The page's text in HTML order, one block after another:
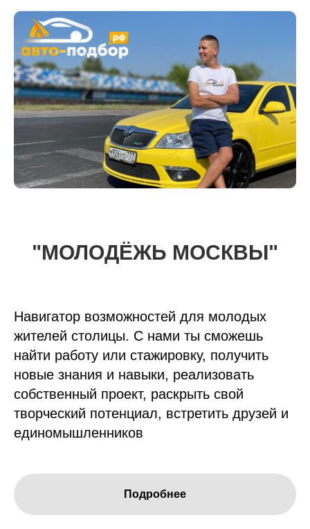
"МОЛОДЁЖЬ МОСКВЫ"
Навигатор возможностей для молодых
жителей столицы. С нами ты сможешь
найти работу или стажировку, получить
новые знания и навыки, реализовать
собственный проект, раскрыть свой
творческий потенциал, встретить друзей и
единомышленников
Подробнее